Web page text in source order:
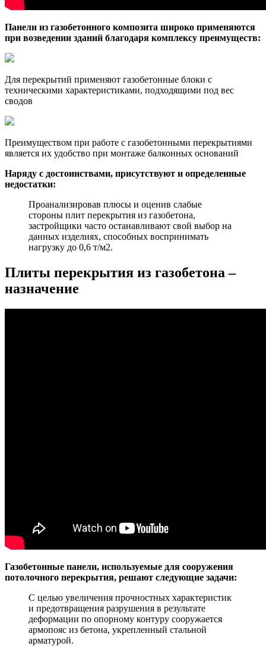
Панели из газобетонного композита широко применяются
при возведении зданий благодаря комплексу преимуществ:
Для перекрытий применяют газобетонные блоки с
техническими характеристиками, подходящими под вес
сводов
Преимуществом при работе с газобетонными перекрытиями
является их удобство при монтаже балконных оснований
Наряду с достоинствами, присутствуют и определенные
недостатки:
Проанализировав плюсы и оценив слабые
стороны плит перекрытия из газобетона,
застройщики часто останавливают свой выбор на
данных изделиях, способных воспринимать
нагрузку до 0,6 т/м2.
Плиты перекрытия из газобетона –
назначение
Газобетонные панели, используемые для сооружения
потолочного перекрытия, решают следующие задачи:
С целью увеличения прочностных характеристик
и предотвращения разрушения в результате
деформации по опорному контуру сооружается
армопояс из бетона, укрепленный стальной
арматурой.